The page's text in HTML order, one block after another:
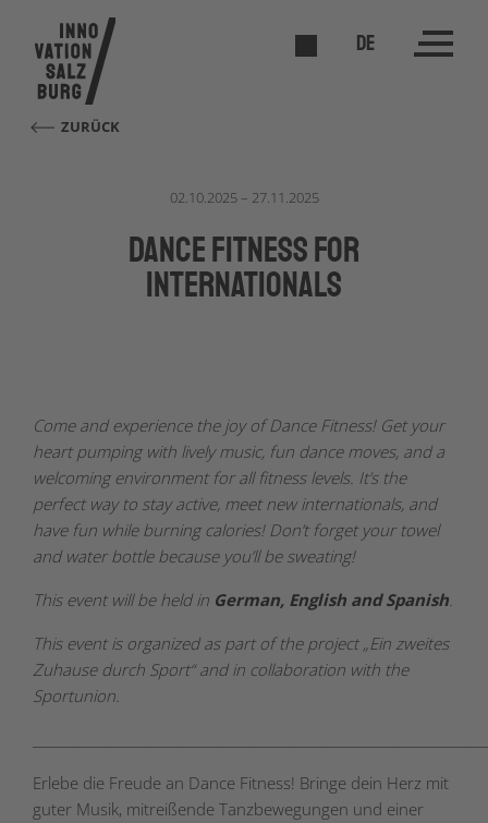
DE
ZURÜCK
02.10.2025 – 27.11.2025
Dance Fitness for
Internationals
Come and experience the joy of Dance Fitness! Get your
heart pumping with lively music, fun dance moves, and a
welcoming environment for all fitness levels. It’s the
perfect way to stay active, meet new internationals, and
have fun while burning calories! Don’t forget your towel
and water bottle because you’ll be sweating!
This event will be held in German, English and Spanish.
This event is organized as part of the project „Ein zweites
Zuhause durch Sport“ and in collaboration with the
Sportunion.
Erlebe die Freude an Dance Fitness! Bringe dein Herz mit
guter Musik, mitreißende Tanzbewegungen und einer